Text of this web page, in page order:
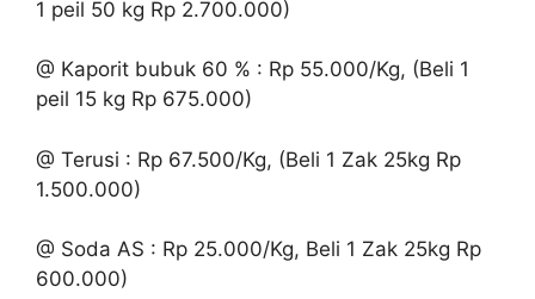
1 peil 50 kg Rp 2.700.000)
@ Kaporit bubuk 60 % : Rp 55.000/Kg, (Beli 1
peil 15 kg Rp 675.000)
@ Terusi : Rp 67.500/Kg, (Beli 1 Zak 25kg Rp
1.500.000)
@ Soda AS : Rp 25.000/Kg, Beli 1 Zak 25kg Rp
600.000)